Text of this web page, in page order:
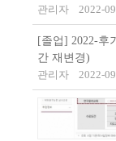
관리자
2022-
[졸업] 2022-후
간 재변경)
관리자
2022-